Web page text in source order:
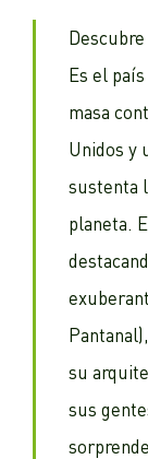
Es el
masa
Unidos y
sustenta
planeta.
su
sus